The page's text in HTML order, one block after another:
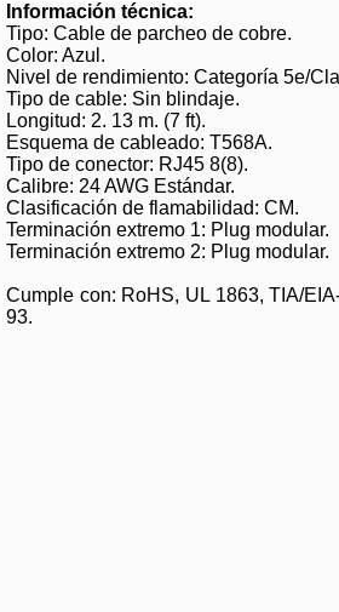
Información técnica:
Tipo: Cable de parcheo de cobre.
Color: Azul.
Nivel de rendimiento: Categoría 5e/
Tipo de cable: Sin blindaje.
Longitud: 2. 13 m. (7 ft).
Esquema de cableado: T568A.
Tipo de conector: RJ45 8(8).
Calibre: 24 AWG Estándar.
Clasificación de flamabilidad: CM.
Terminación extremo 1: Plug modular.
Terminación extremo 2: Plug modular.
Cumple con: RoHS, UL 1863, TIA/
93.